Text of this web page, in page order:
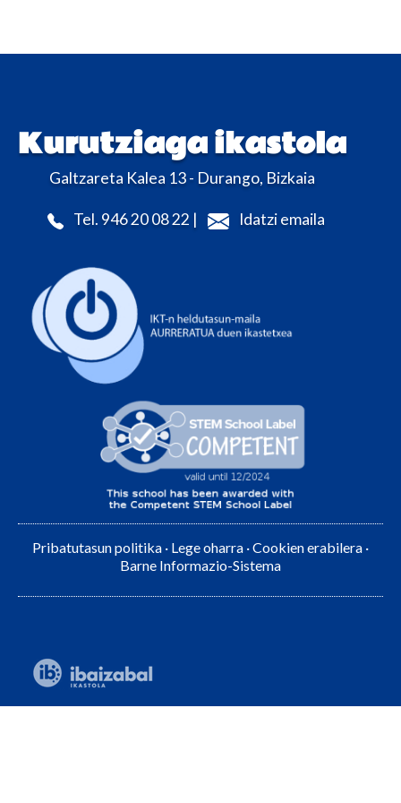
Kurutziaga ikastola
Galtzareta Kalea 13 - Durango, Bizkaia
Tel. 946 20 08 22 | Idatzi emaila
Pribatutasun politika · Lege oharra ·Cookien erabilera ·
Barne Informazio-Sistema